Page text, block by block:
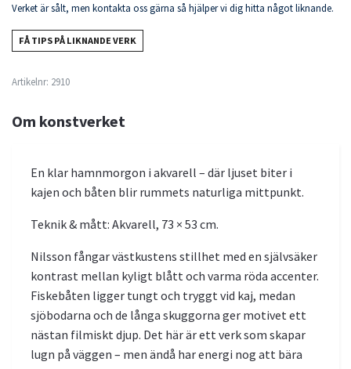
Verket är sålt, men kontakta oss gärna så hjälper vi dig hitta något liknande.
FÅ TIPS PÅ LIKNANDE VERK
Artikelnr: 2910
Om konstverket
En klar hamnmorgon i akvarell – där ljuset biter i
kajen och båten blir rummets naturliga mittpunkt.
Teknik & mått: Akvarell, 73 × 53 cm.
Nilsson fångar västkustens stillhet med en självsäker
kontrast mellan kyligt blått och varma röda accenter.
Fiskebåten ligger tungt och tryggt vid kaj, medan
sjöbodarna och de långa skuggorna ger motivet ett
nästan filmiskt djup. Det här är ett verk som skapar
lugn på väggen – men ändå har energi nog att bära